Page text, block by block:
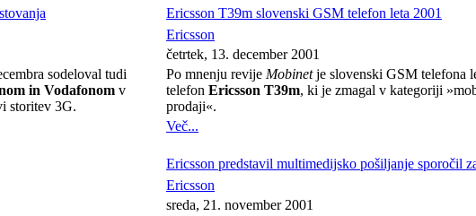
sodeloval tudi
in Vodafonom v
storitev 3G.
Ericsson T39m slovenski GSM telefon leta 2001
Ericsson
četrtek, 13. december 2001
Po mnenju revije Mobinetje slovenski GSM telefona
telefon Ericsson T39m, ki je zmagal v kategoriji
prodaji«.
Več...
Ericsson predstavil multimedijsko pošiljanje sporočil
Ericsson
sreda, 21. november 2001